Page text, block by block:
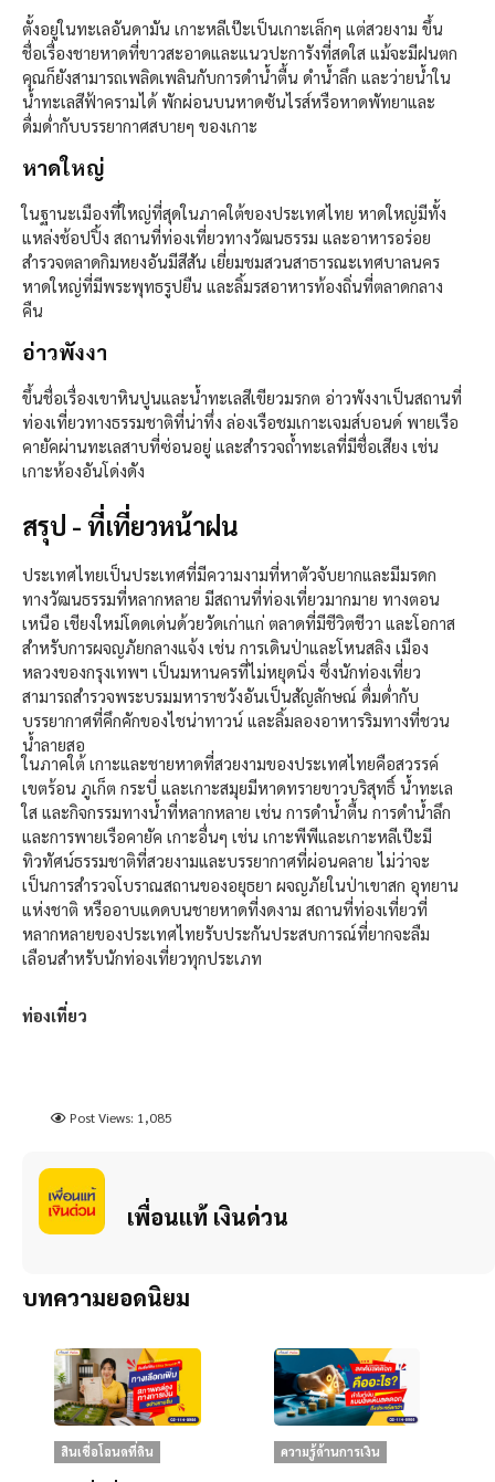
ตั้งอยู่ในทะเลอันดามัน เกาะหลีเป๊ะเป็นเกาะเล็กๆ แต่สวยงาม ขึ้น
ชื่อเรื่องชายหาดที่ขาวสะอาดและแนวปะการังที่สดใส แม้จะมีฝนตก
คุณก็ยังสามารถเพลิดเพลินกับการดำน้ำตื้น ดำน้ำลึก และว่ายน้ำใน
น้ำทะเลสีฟ้าครามได้ พักผ่อนบนหาดซันไรส์หรือหาดพัทยาและ
ดื่มด่ำกับบรรยากาศสบายๆ ของเกาะ
หาดใหญ่
ในฐานะเมืองที่ใหญ่ที่สุดในภาคใต้ของประเทศไทย หาดใหญ่มีทั้ง
แหล่งช้อปปิ้ง สถานที่ท่องเที่ยวทางวัฒนธรรม และอาหารอร่อย
สำรวจตลาดกิมหยงอันมีสีสัน เยี่ยมชมสวนสาธารณะเทศบาลนคร
หาดใหญ่ที่มีพระพุทธรูปยืน และลิ้มรสอาหารท้องถิ่นที่ตลาดกลาง
คืน
อ่าวพังงา
ขึ้นชื่อเรื่องเขาหินปูนและน้ำทะเลสีเขียวมรกต อ่าวพังงาเป็นสถานที่
ท่องเที่ยวทางธรรมชาติที่น่าทึ่ง ล่องเรือชมเกาะเจมส์บอนด์ พายเรือ
คายัคผ่านทะเลสาบที่ซ่อนอยู่ และสำรวจถ้ำทะเลที่มีชื่อเสียง เช่น
เกาะห้องอันโด่งดัง
สรุป - ที่เที่ยวหน้าฝน
ประเทศไทยเป็นประเทศที่มีความงามที่หาตัวจับยากและมีมรดก
ทางวัฒนธรรมที่หลากหลาย มีสถานที่ท่องเที่ยวมากมาย ทางตอน
เหนือ เชียงใหม่โดดเด่นด้วยวัดเก่าแก่ ตลาดที่มีชีวิตชีวา และโอกาส
สำหรับการผจญภัยกลางแจ้ง เช่น การเดินป่าและโหนสลิง เมือง
หลวงของกรุงเทพฯ เป็นมหานครที่ไม่หยุดนิ่ง ซึ่งนักท่องเที่ยว
สามารถสำรวจพระบรมมหาราชวังอันเป็นสัญลักษณ์ ดื่มด่ำกับ
บรรยากาศที่คึกคักของไชน่าทาวน์ และลิ้มลองอาหารริมทางที่ชวน
น้ำลายสอ
ในภาคใต้ เกาะและชายหาดที่สวยงามของประเทศไทยคือสวรรค์
เขตร้อน ภูเก็ต กระบี่ และเกาะสมุยมีหาดทรายขาวบริสุทธิ์ น้ำทะเล
ใส และกิจกรรมทางน้ำที่หลากหลาย เช่น การดำน้ำตื้น การดำน้ำลึก
และการพายเรือคายัค เกาะอื่นๆ เช่น เกาะพีพีและเกาะหลีเป๊ะมี
ทิวทัศน์ธรรมชาติที่สวยงามและบรรยากาศที่ผ่อนคลาย ไม่ว่าจะ
เป็นการสำรวจโบราณสถานของอยุธยา ผจญภัยในป่าเขาสก อุทยาน
แห่งชาติ หรืออาบแดดบนชายหาดที่งดงาม สถานที่ท่องเที่ยวที่
หลากหลายของประเทศไทยรับประกันประสบการณ์ที่ยากจะลืม
เลือนสำหรับนักท่องเที่ยวทุกประเภท
ท่องเที่ยว
Post Views: 1,085
เพื่อนแท้ เงินด่วน
บทความยอดนิยม
สินเชื่อโฉนดที่ดิน ความรู้ด้านการเงิน